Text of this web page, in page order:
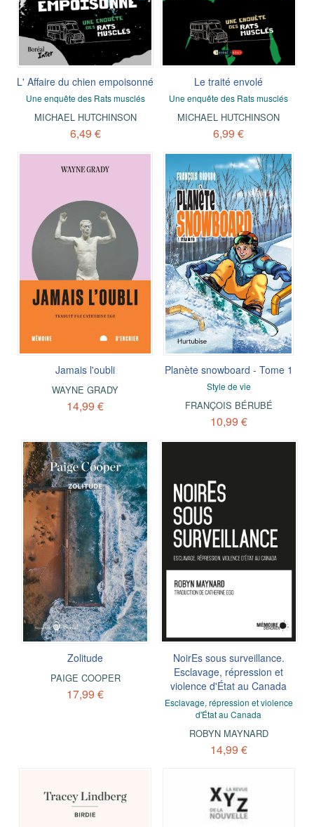
L' Affaire du chien empoisonné
Une enquête des Rats musclés
MICHAEL HUTCHINSON
6,49 €
Le traité envolé
Une enquête des Rats musclés
MICHAEL HUTCHINSON
6,99 €
Jamais l'oubli
WAYNE GRADY
14,99 €
Planète snowboard - Tome 1
Style de vie
FRANÇOIS BÉRUBÉ
10,99 €
Zolitude
PAIGE COOPER
17,99 €
NoirEs sous surveillance.
Esclavage, répression et
violence d'État au Canada
Esclavage, répression et violence
d'État au Canada
ROBYN MAYNARD
14,99 €